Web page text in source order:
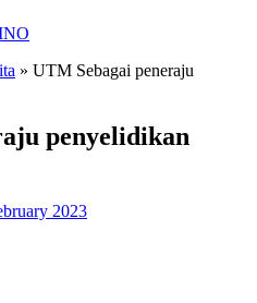
» UTM Sebagai peneraju
penyelidikan
2023